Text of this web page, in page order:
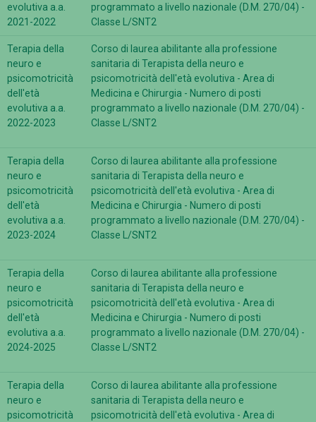
evolutiva a.a.
2021-2022
programmato a livello nazionale (D.M. 270/04) -
Classe L/SNT2
Terapia della
neuro e
psicomotricità
dell'età
evolutiva a.a.
2022-2023
Corso di laurea abilitante alla professione
sanitaria di Terapista della neuro e
psicomotricità dell'età evolutiva - Area di
Medicina e Chirurgia - Numero di posti
programmato a livello nazionale (D.M. 270/04) -
Classe L/SNT2
Terapia della
neuro e
psicomotricità
dell'età
evolutiva a.a.
2023-2024
Corso di laurea abilitante alla professione
sanitaria di Terapista della neuro e
psicomotricità dell'età evolutiva - Area di
Medicina e Chirurgia - Numero di posti
programmato a livello nazionale (D.M. 270/04) -
Classe L/SNT2
Terapia della
neuro e
psicomotricità
dell'età
evolutiva a.a.
2024-2025
Corso di laurea abilitante alla professione
sanitaria di Terapista della neuro e
psicomotricità dell'età evolutiva - Area di
Medicina e Chirurgia - Numero di posti
programmato a livello nazionale (D.M. 270/04) -
Classe L/SNT2
Terapia della
neuro e
psicomotricità
Corso di laurea abilitante alla professione
sanitaria di Terapista della neuro e
psicomotricità dell'età evolutiva - Area di